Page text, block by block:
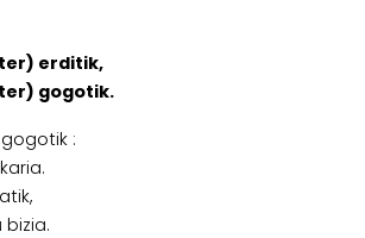
erditik,
gogotik.
:
bizia.